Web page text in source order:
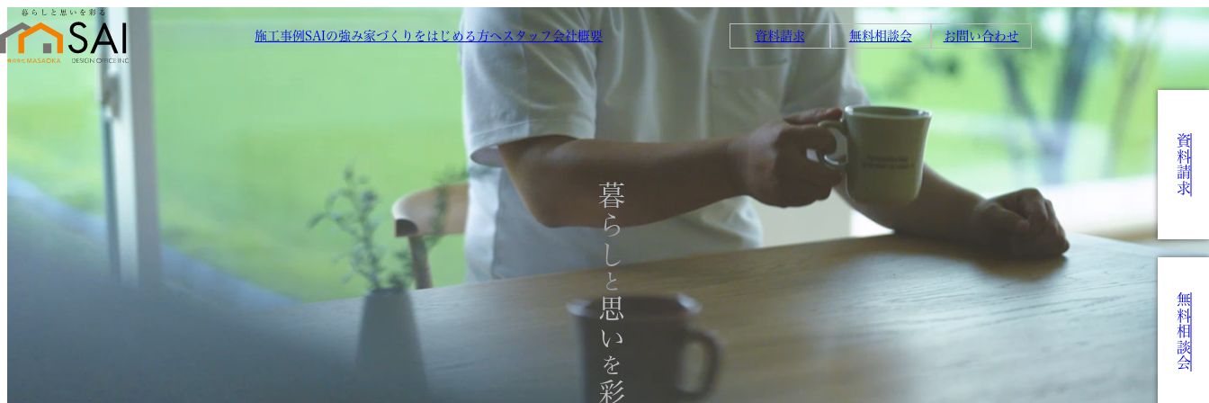
施工事例SAIの強み家づくりをはじめる方へ スタッフ会社概要 資料請求 無料相談会 お問い合わせ
暮らし
と
思い
を
資料請求
無料相談会